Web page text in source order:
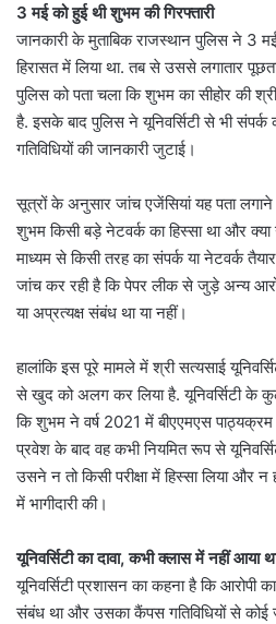
3 मई को हुई थी शुभम की गिरफ्तारी
जानकारी के मुताबिक राजस्थान पुलिस ने 3
हिरासत में लिया था. तब से उससे लगातार
पुलिस को पता चला कि शुभम का सीहोर की
है. इसके बाद पुलिस ने यूनिवर्सिटी से भी
गतिविधियों की जानकारी जुटाई।
सूत्रों के अनुसार जांच एजेंसियां यह पता लगाने
शुभम किसी बड़े नेटवर्क का हिस्सा था और
माध्यम से किसी तरह का संपर्क या नेटवर्क
जांच कर रही है कि पेपर लीक से जुड़े अन्य
या अप्रत्यक्ष संबंध था या नहीं।
हालांकि इस पूरे मामले में श्री सत्यसाई
से खुद को अलग कर लिया है. यूनिवर्सिटी के
कि शुभम ने वर्ष 2021 में बीएएमएस
प्रवेश के बाद वह कभी नियमित रूप से
उसने न तो किसी परीक्षा में हिस्सा लिया और न
में भागीदारी की।
यूनिवर्सिटी का दावा, कभी क्लास में नहीं आया
यूनिवर्सिटी प्रशासन का कहना है कि आरोपी
संबंध था और उसका कैंपस गतिविधियों से कोई